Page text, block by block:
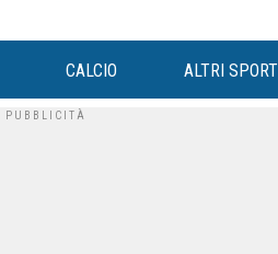
CALCIO ALTRI SPORT